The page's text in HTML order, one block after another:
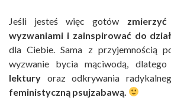
Jeśli jesteś więc gotów
wyzwaniami i zainspirować do
dla Ciebie. Sama z przyjemnością
wyzwanie bycia mąciwodą, dlatego
lektury oraz odkrywania
feministyczną psujzabawą.